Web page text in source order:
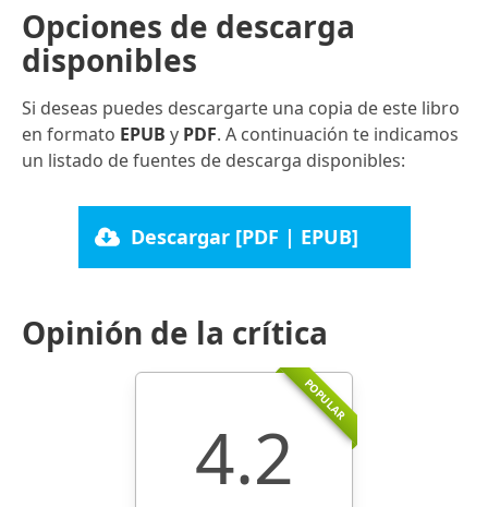
Opciones de descarga
disponibles
Si deseas puedes descargarte una copia de este libro
en formato EPUB y PDF. A continuación te indicamos
un listado de fuentes de descarga disponibles:
Descargar [PDF | EPUB]
Opinión de la crítica
POPULAR
4.2